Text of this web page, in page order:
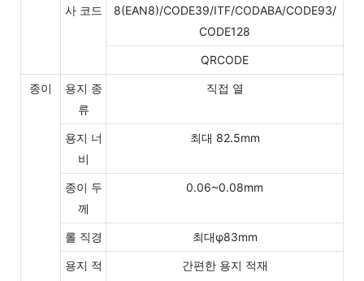
사 코드
8(EAN8)/CODE39/ITF/CODABA/CODE93/
CODE128
QRCODE
종이
용지 종
류
직접 열
용지 너
비
최대 82.5mm
종이 두
께
0.06~0.08mm
롤 직경 최대φ83mm
용지 적
간편한 용지 적재